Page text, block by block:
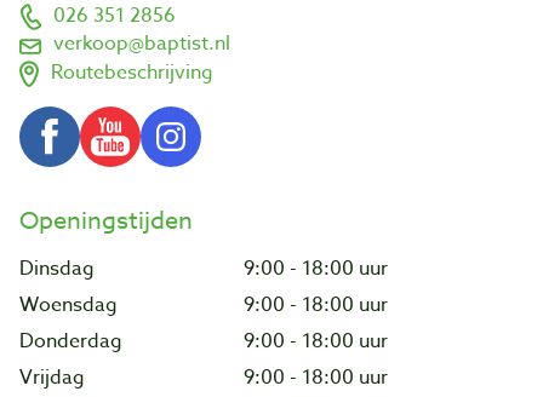
026 351 2856
verkoop@baptist.nl
Routebeschrijving
Openingstijden
Dinsdag
9:00 - 18:00 uur
Woensdag
9:00 - 18:00 uur
Donderdag
9:00 - 18:00 uur
Vrijdag
9:00 - 18:00 uur